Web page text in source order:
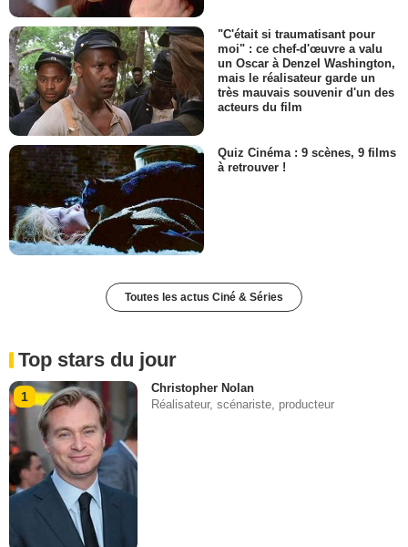
"C'était si traumatisant pour
moi" : ce chef-d'œuvre a valu
un Oscar à Denzel Washington,
mais le réalisateur garde un
très mauvais souvenir d'un des
acteurs du film
Quiz Cinéma : 9 scènes, 9 films
à retrouver !
Toutes les actus Ciné & Séries
Top stars du jour
1
Christopher Nolan
Réalisateur, scénariste, producteur